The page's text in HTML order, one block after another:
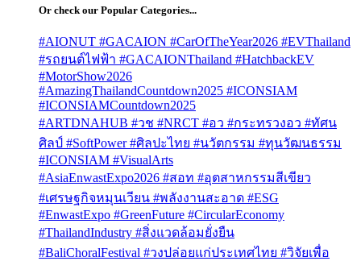
Or check our Popular Categories...
#AIONUT #GACAION #CarOfTheYear2026 #EVThailand
#รถยนต์ไฟฟ้า #GACAIONThailand #HatchbackEV
#MotorShow2026
#AmazingThailandCountdown2025 #ICONSIAM
#ICONSIAMCountdown2025
#ARTDNAHUB #วช #NRCT #อว #กระทรวงอว #ทัศน
ศิลป์ #SoftPower #ศิลปะไทย #นวัตกรรม #ทุนวัฒนธรรม
#ICONSIAM #VisualArts
#AsiaEnwastExpo2026 #สอท #อุตสาหกรรมสีเขียว
#เศรษฐกิจหมุนเวียน #พลังงานสะอาด #ESG
#EnwastExpo #GreenFuture #CircularEconomy
#ThailandIndustry #สิ่งแวดล้อมยั่งยืน
#BaliChoralFestival #วงปล่อยแก่ประเทศไทย #วิจัยเพื่อ